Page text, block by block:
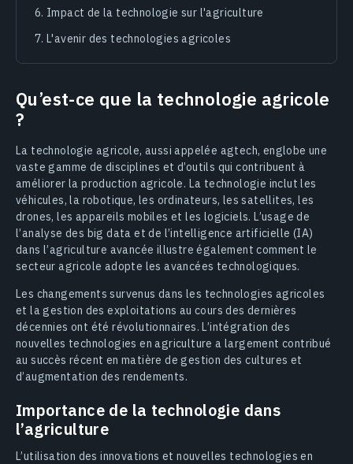
Impact de la technologie sur l'agriculture
L'avenir des technologies agricoles
Qu’est-ce que la technologie agricole
?
La technologie agricole, aussi appelée agtech, englobe une
vaste gamme de disciplines et d’outils qui contribuent à
améliorer la production agricole. La technologie inclut les
véhicules, la robotique, les ordinateurs, les satellites, les
drones, les appareils mobiles et les logiciels. L’usage de
l’analyse des big data et de l’intelligence artificielle (IA)
dans l’agriculture avancée illustre également comment le
secteur agricole adopte les avancées technologiques.
Les changements survenus dans les technologies agricoles
et la gestion des exploitations au cours des dernières
décennies ont été révolutionnaires. L’intégration des
nouvelles technologies en agriculture a largement contribué
au succès récent en matière de gestion des cultures et
d’augmentation des rendements.
Importance de la technologie dans
l’agriculture
L’utilisation des innovations et nouvelles technologies en